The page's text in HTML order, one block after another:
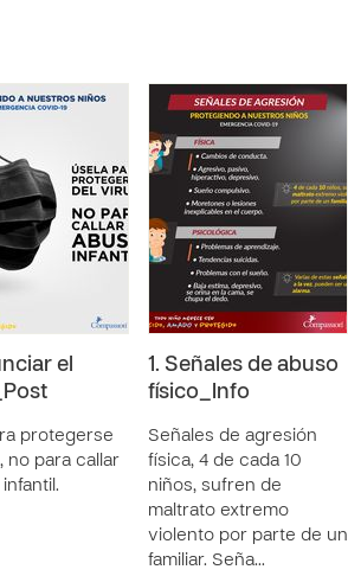
el
protegerse
no para callar
1. Señales de abuso
físico_Info
Señales de agresión
física, 4 de cada 10
niños, sufren de
maltrato extremo
violento por parte de un
familiar. Seña…